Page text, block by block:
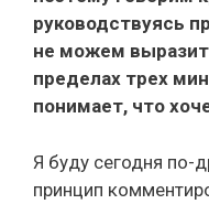
руководствуясь
не можем
пределах трех
понимает, что
Я буду сегодня по-
принцип